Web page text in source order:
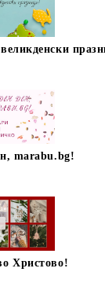
marabu.bg!
Христово!